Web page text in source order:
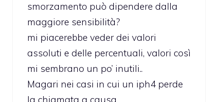
smorzamento può dipendere dalla
maggiore sensibilità?
mi piacerebbe veder dei valori
assoluti e delle percentuali, valori così
mi sembrano un po’ inutili..
Magari nei casi in cui un iph4 perde
la chiamata a causa